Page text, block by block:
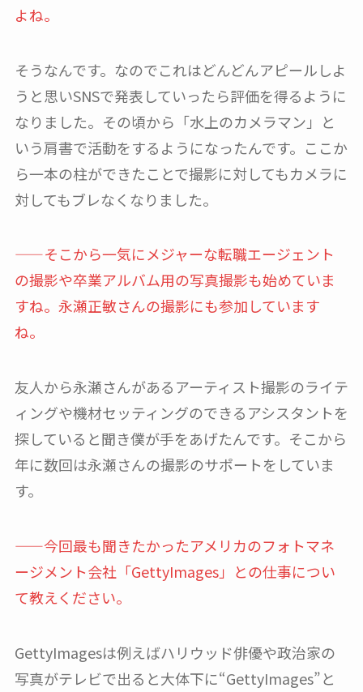
よね。
そうなんです。なのでこれはどんどんアピールしよ
うと思いSNSで発表していったら評価を得るように
なりました。その頃から「水上のカメラマン」と
いう肩書で活動をするようになったんです。ここか
ら一本の柱ができたことで撮影に対してもカメラに
対してもブレなくなりました。
——そこから一気にメジャーな転職エージェント
の撮影や卒業アルバム用の写真撮影も始めていま
すね。永瀬正敏さんの撮影にも参加しています
ね。
友人から永瀬さんがあるアーティスト撮影のライテ
ィングや機材セッティングのできるアシスタントを
探していると聞き僕が手をあげたんです。そこから
年に数回は永瀬さんの撮影のサポートをしていま
す。
——今回最も聞きたかったアメリカのフォトマネ
ージメント会社「GettyImages」との仕事につい
て教えください。
GettyImagesは例えばハリウッド俳優や政治家の
写真がテレビで出ると大体下に“GettyImages”と